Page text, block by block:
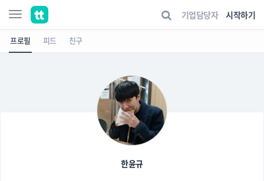
기업담당자 시작하기
프로필 피드 친구
한윤규